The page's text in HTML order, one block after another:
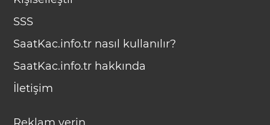
SSS
SaatKac.info.tr nasıl kullanılır?
SaatKac.info.tr hakkında
İletişim